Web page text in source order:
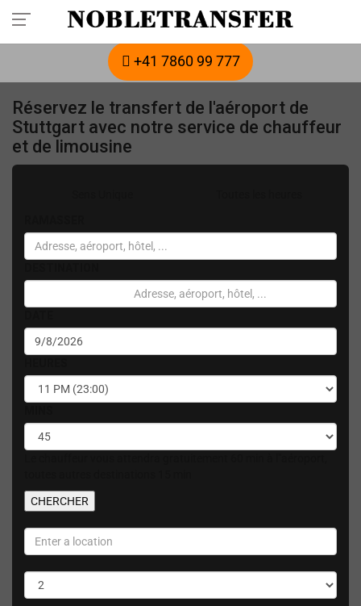
Réservez votre transfert privé à l'avance :
appelez-nous
+41 7860 99 777
Réservez le transfert de l'aéroport de
Stuttgart avec notre service de chauffeur
et de limousine
CHERCHER